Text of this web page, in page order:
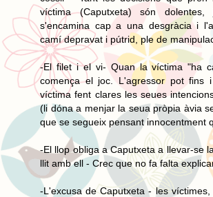
víctima (Caputxeta) són
s'encamina cap a una desgràcia i
camí depravat i pútrid, ple de
-El filet i el vi- Quan la víctima "ha
comença el joc. L'agressor pot fins
víctima fent clares les seues
(li dóna a menjar la seua pròpia àvia
que se segueix pensant innocentment
-El llop obliga a Caputxeta a llevar-se
llit amb ell - Crec que no fa falta
-L'excusa de Caputxeta - les